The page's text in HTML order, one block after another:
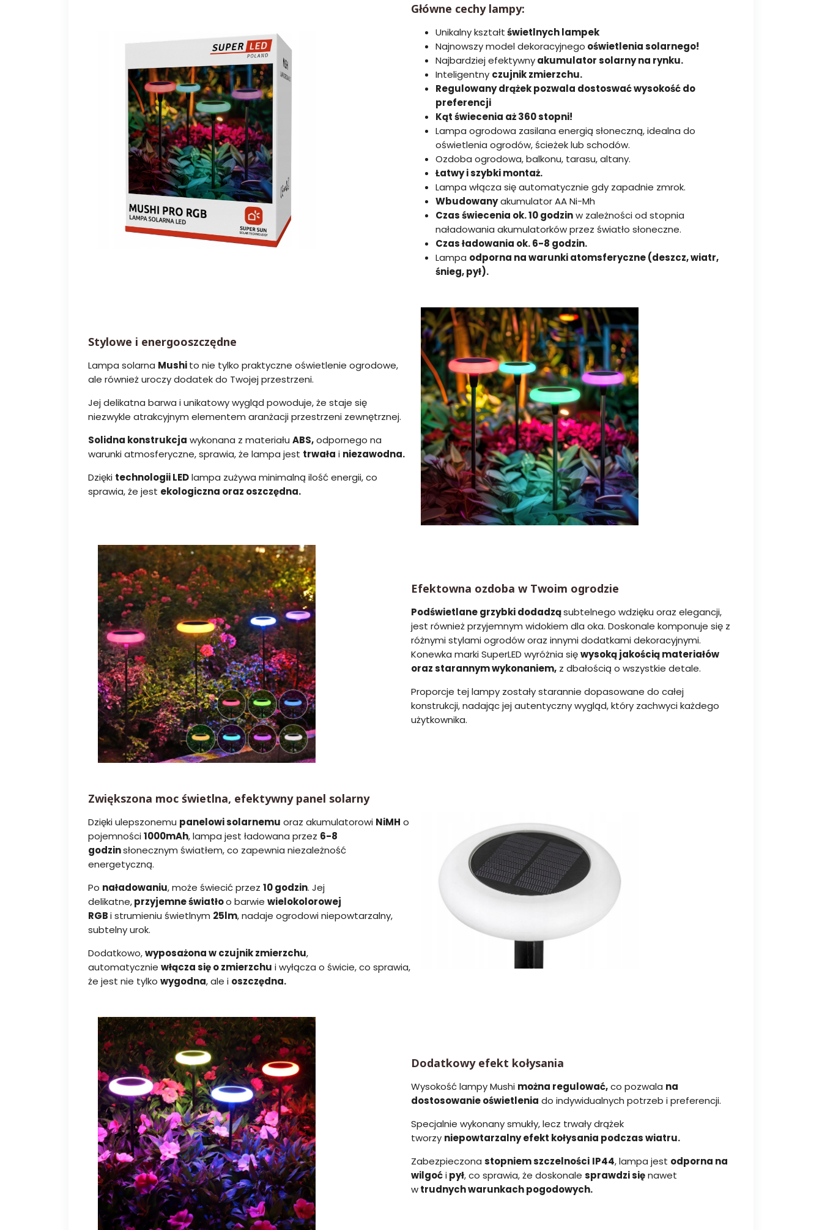
Główne cechy lampy:
Unikalny kształtświetlnych lampek
Najnowszy model dekoracyjnego oświetlenia solarnego!
Najbardziej efektywnyakumulator solarny na rynku.
Inteligentny czujnik zmierzchu.
Regulowany drążek pozwala dostoswać wysokość do
preferencji
Kąt świecenia aż 360 stopni!
Lampa ogrodowa zasilana energią słoneczną, idealna do
oświetlenia ogrodów, ścieżek lub schodów.
Ozdoba ogrodowa, balkonu, tarasu, altany.
Łatwy i szybki montaż.
Lampa włącza się automatycznie gdy zapadnie zmrok.
Wbudowanyakumulator AA Ni-Mh
Czas świecenia ok. 10 godzinw zależności od stopnia
naładowania akumulatorków przez światło słoneczne.
Czas ładowania ok. 6-8 godzin.
Lampa odporna na warunki atomsferyczne (deszcz, wiatr,
śnieg, pył).
Stylowe i energooszczędne
Lampa solarna Mushito nie tylko praktyczne oświetlenie ogrodowe,
ale również uroczy dodatek do Twojej przestrzeni.
Jej delikatna barwa i unikatowy wygląd powoduje, że staje się
niezwykle atrakcyjnym elementem aranżacji przestrzeni zewnętrznej.
Solidna konstrukcja wykonana z materiału ABS,odpornego na
warunki atmosferyczne, sprawia, że lampa jest trwała i niezawodna.
Dzięki technologii LEDlampa zużywa minimalną ilość energii, co
sprawia, że jest ekologiczna oraz oszczędna.
Efektowna ozdoba w Twoim ogrodzie
Podświetlane grzybki dodadząsubtelnego wdzięku oraz elegancji,
jest również przyjemnym widokiem dla oka. Doskonale komponuje się z
różnymi stylami ogrodów oraz innymi dodatkami dekoracyjnymi.
Konewka marki SuperLED wyróżnia sięwysoką jakością materiałów
oraz starannym wykonaniem, z dbałością o wszystkie detale.
Proporcje tej lampy zostały starannie dopasowane do całej
konstrukcji, nadając jej autentyczny wygląd, który zachwyci każdego
użytkownika.
Zwiększona moc świetlna, efektywny panel solarny
Dzięki ulepszonemu panelowi solarnemu oraz akumulatorowi NiMH o
pojemności1000mAh, lampa jest ładowana przez 6-8
godzinsłonecznym światłem, co zapewnia niezależność
energetyczną.
Po naładowaniu, może świecić przez 10 godzin. Jej
delikatne,przyjemne światłoo barwie wielokolorowej
RGBi strumieniu świetlnym 25lm, nadaje ogrodowi niepowtarzalny,
subtelny urok.
Dodatkowo,wyposażona w czujnik zmierzchu,
automatycznie włącza się o zmierzchu i wyłącza o świcie, co sprawia,
że jest nie tylko wygodna, ale i oszczędna.
Dodatkowy efekt kołysania
Wysokość lampy Mushi można regulować,co pozwala na
dostosowanie oświetlenia do indywidualnych potrzeb i preferencji.
Specjalnie wykonany smukły, lecz trwały drążek
tworzy niepowtarzalny efekt kołysania podczas wiatru.
Zabezpieczona stopniem szczelności IP44, lampa jest odporna na
wilgoćipył, co sprawia, że doskonale sprawdzi sięnawet
wtrudnych warunkach pogodowych.